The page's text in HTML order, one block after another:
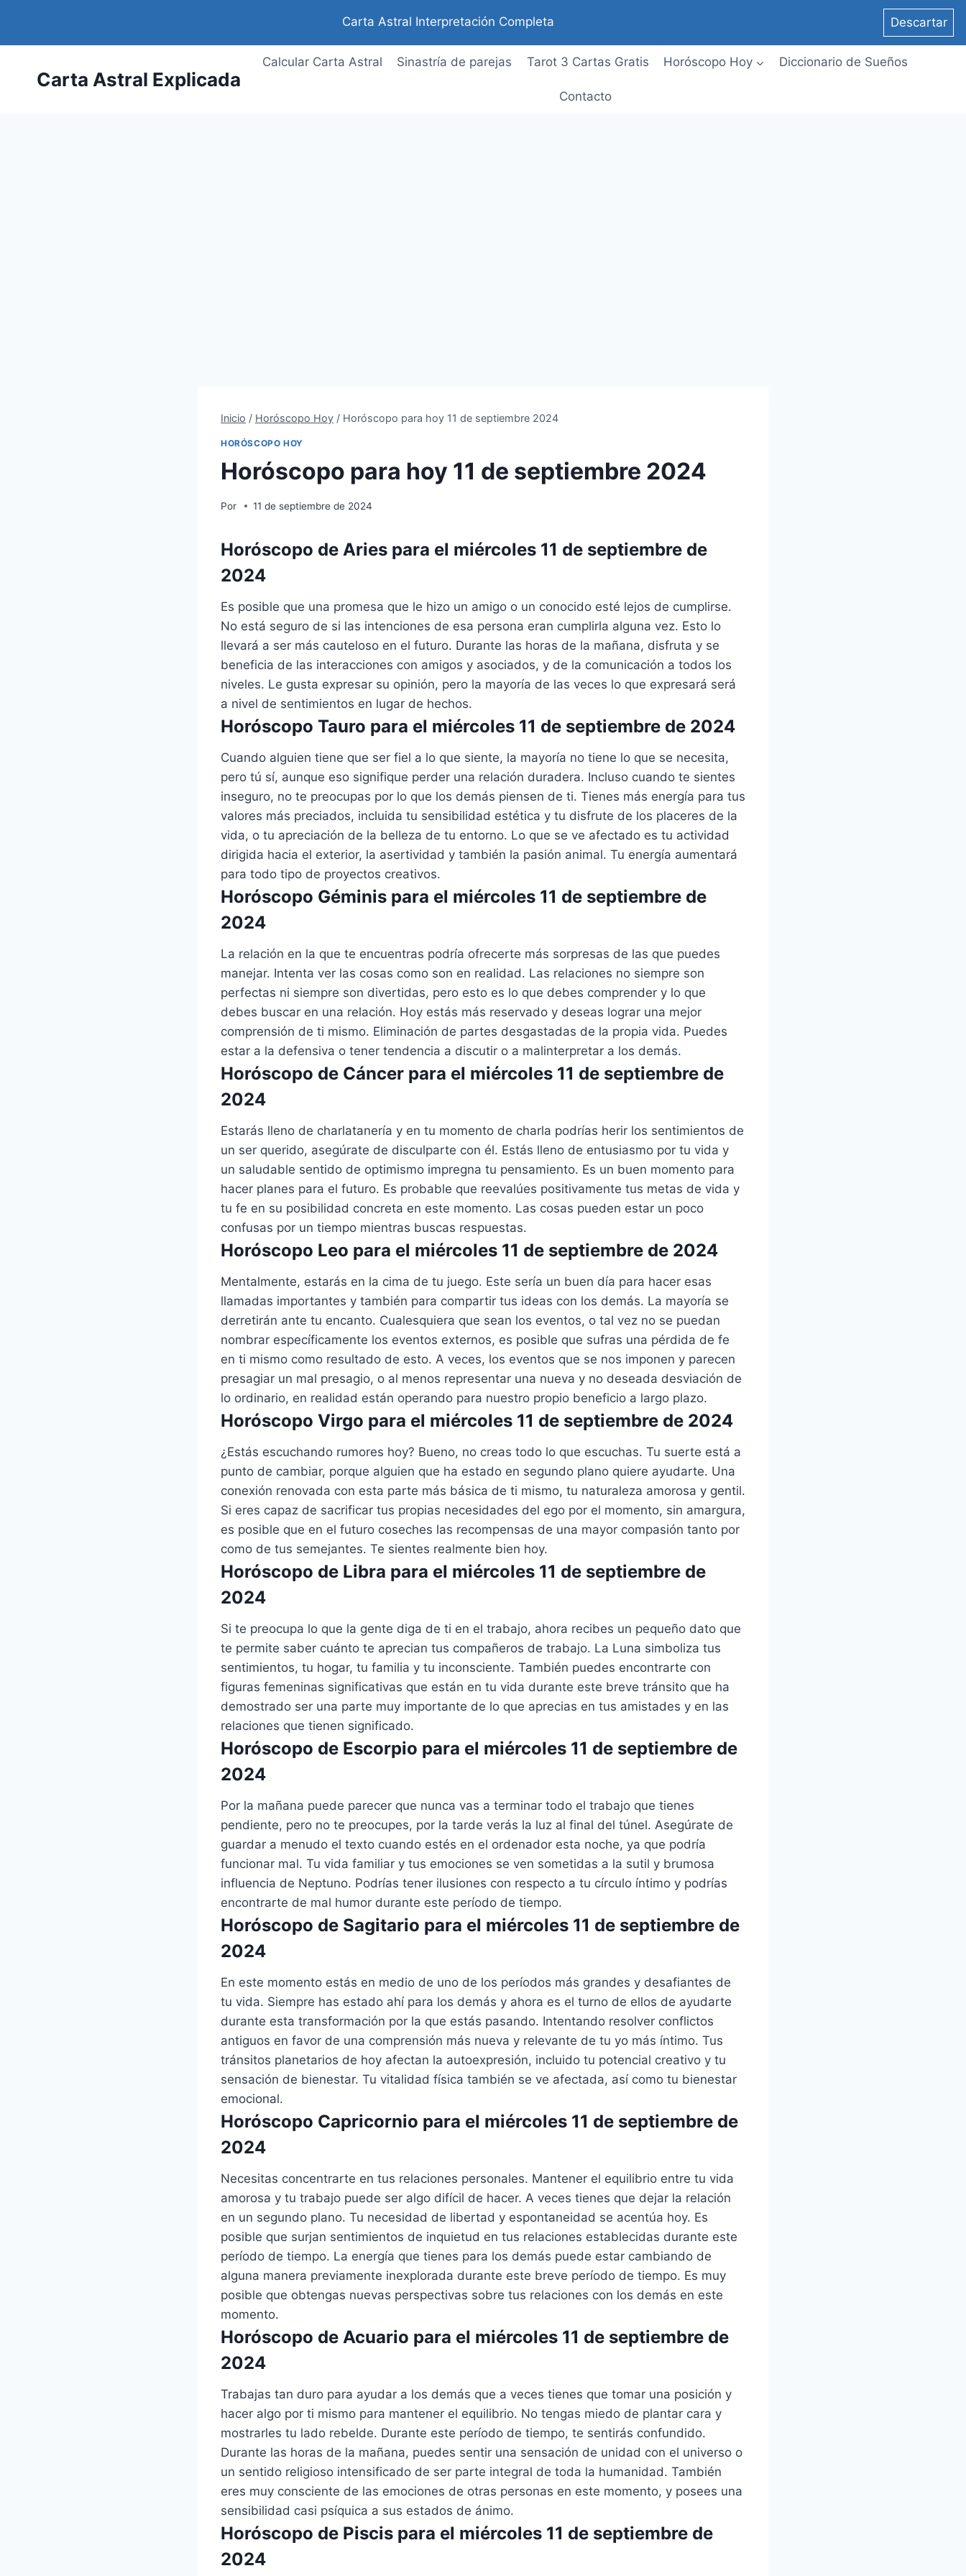
contenido
Carta Astral Interpretación Completa Descartar
Carta Astral Explicada
Calcular Carta Astral Sinastría de parejas Tarot 3 Cartas Gratis Horóscopo Hoy Diccionario de Sueños
Contacto
Inicio / Horóscopo Hoy / Horóscopo para hoy 11 de septiembre 2024
HORÓSCOPO HOY
Horóscopo para hoy 11 de septiembre 2024
Por 11 de septiembre de 2024
Horóscopo de Aries para el miércoles 11 de septiembre de
2024
Es posible que una promesa que le hizo un amigo o un conocido esté lejos de cumplirse.
No está seguro de si las intenciones de esa persona eran cumplirla alguna vez. Esto lo
llevará a ser más cauteloso en el futuro. Durante las horas de la mañana, disfruta y se
beneficia de las interacciones con amigos y asociados, y de la comunicación a todos los
niveles. Le gusta expresar su opinión, pero la mayoría de las veces lo que expresará será
a nivel de sentimientos en lugar de hechos.
Horóscopo Tauro para el miércoles 11 de septiembre de 2024
Cuando alguien tiene que ser fiel a lo que siente, la mayoría no tiene lo que se necesita,
pero tú sí, aunque eso signifique perder una relación duradera. Incluso cuando te sientes
inseguro, no te preocupas por lo que los demás piensen de ti. Tienes más energía para tus
valores más preciados, incluida tu sensibilidad estética y tu disfrute de los placeres de la
vida, o tu apreciación de la belleza de tu entorno. Lo que se ve afectado es tu actividad
dirigida hacia el exterior, la asertividad y también la pasión animal. Tu energía aumentará
para todo tipo de proyectos creativos.
Horóscopo Géminis para el miércoles 11 de septiembre de
2024
La relación en la que te encuentras podría ofrecerte más sorpresas de las que puedes
manejar. Intenta ver las cosas como son en realidad. Las relaciones no siempre son
perfectas ni siempre son divertidas, pero esto es lo que debes comprender y lo que
debes buscar en una relación. Hoy estás más reservado y deseas lograr una mejor
comprensión de ti mismo. Eliminación de partes desgastadas de la propia vida. Puedes
estar a la defensiva o tener tendencia a discutir o a malinterpretar a los demás.
Horóscopo de Cáncer para el miércoles 11 de septiembre de
2024
Estarás lleno de charlatanería y en tu momento de charla podrías herir los sentimientos de
un ser querido, asegúrate de disculparte con él. Estás lleno de entusiasmo por tu vida y
un saludable sentido de optimismo impregna tu pensamiento. Es un buen momento para
hacer planes para el futuro. Es probable que reevalúes positivamente tus metas de vida y
tu fe en su posibilidad concreta en este momento. Las cosas pueden estar un poco
confusas por un tiempo mientras buscas respuestas.
Horóscopo Leo para el miércoles 11 de septiembre de 2024
Mentalmente, estarás en la cima de tu juego. Este sería un buen día para hacer esas
llamadas importantes y también para compartir tus ideas con los demás. La mayoría se
derretirán ante tu encanto. Cualesquiera que sean los eventos, o tal vez no se puedan
nombrar específicamente los eventos externos, es posible que sufras una pérdida de fe
en ti mismo como resultado de esto. A veces, los eventos que se nos imponen y parecen
presagiar un mal presagio, o al menos representar una nueva y no deseada desviación de
lo ordinario, en realidad están operando para nuestro propio beneficio a largo plazo.
Horóscopo Virgo para el miércoles 11 de septiembre de 2024
¿Estás escuchando rumores hoy? Bueno, no creas todo lo que escuchas. Tu suerte está a
punto de cambiar, porque alguien que ha estado en segundo plano quiere ayudarte. Una
conexión renovada con esta parte más básica de ti mismo, tu naturaleza amorosa y gentil.
Si eres capaz de sacrificar tus propias necesidades del ego por el momento, sin amargura,
es posible que en el futuro coseches las recompensas de una mayor compasión tanto por
como de tus semejantes. Te sientes realmente bien hoy.
Horóscopo de Libra para el miércoles 11 de septiembre de
2024
Si te preocupa lo que la gente diga de ti en el trabajo, ahora recibes un pequeño dato que
te permite saber cuánto te aprecian tus compañeros de trabajo. La Luna simboliza tus
sentimientos, tu hogar, tu familia y tu inconsciente. También puedes encontrarte con
figuras femeninas significativas que están en tu vida durante este breve tránsito que ha
demostrado ser una parte muy importante de lo que aprecias en tus amistades y en las
relaciones que tienen significado.
Horóscopo de Escorpio para el miércoles 11 de septiembre de
2024
Por la mañana puede parecer que nunca vas a terminar todo el trabajo que tienes
pendiente, pero no te preocupes, por la tarde verás la luz al final del túnel. Asegúrate de
guardar a menudo el texto cuando estés en el ordenador esta noche, ya que podría
funcionar mal. Tu vida familiar y tus emociones se ven sometidas a la sutil y brumosa
influencia de Neptuno. Podrías tener ilusiones con respecto a tu círculo íntimo y podrías
encontrarte de mal humor durante este período de tiempo.
Horóscopo de Sagitario para el miércoles 11 de septiembre de
2024
En este momento estás en medio de uno de los períodos más grandes y desafiantes de
tu vida. Siempre has estado ahí para los demás y ahora es el turno de ellos de ayudarte
durante esta transformación por la que estás pasando. Intentando resolver conflictos
antiguos en favor de una comprensión más nueva y relevante de tu yo más íntimo. Tus
tránsitos planetarios de hoy afectan la autoexpresión, incluido tu potencial creativo y tu
sensación de bienestar. Tu vitalidad física también se ve afectada, así como tu bienestar
emocional.
Horóscopo Capricornio para el miércoles 11 de septiembre de
2024
Necesitas concentrarte en tus relaciones personales. Mantener el equilibrio entre tu vida
amorosa y tu trabajo puede ser algo difícil de hacer. A veces tienes que dejar la relación
en un segundo plano. Tu necesidad de libertad y espontaneidad se acentúa hoy. Es
posible que surjan sentimientos de inquietud en tus relaciones establecidas durante este
período de tiempo. La energía que tienes para los demás puede estar cambiando de
alguna manera previamente inexplorada durante este breve período de tiempo. Es muy
posible que obtengas nuevas perspectivas sobre tus relaciones con los demás en este
momento.
Horóscopo de Acuario para el miércoles 11 de septiembre de
2024
Trabajas tan duro para ayudar a los demás que a veces tienes que tomar una posición y
hacer algo por ti mismo para mantener el equilibrio. No tengas miedo de plantar cara y
mostrarles tu lado rebelde. Durante este período de tiempo, te sentirás confundido.
Durante las horas de la mañana, puedes sentir una sensación de unidad con el universo o
un sentido religioso intensificado de ser parte integral de toda la humanidad. También
eres muy consciente de las emociones de otras personas en este momento, y posees una
sensibilidad casi psíquica a sus estados de ánimo.
Horóscopo de Piscis para el miércoles 11 de septiembre de
2024